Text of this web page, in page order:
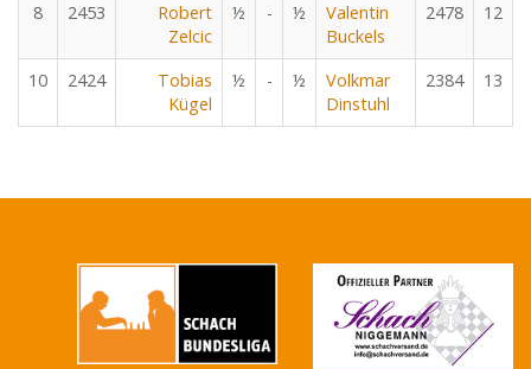
8 2453
Robert
Zelcic
½ - ½
Valentin
Buckels
2478 12
10 2424
Tobias
Kügel
½ - ½
Volkmar
Dinstuhl
2384 13